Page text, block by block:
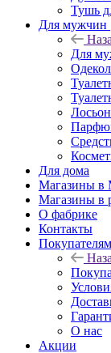
Тушь
Для мужчин
Для
Для дома
Магазины в
Магазины в
О фабрике
Контакты
Покупателям
О нас
Акции